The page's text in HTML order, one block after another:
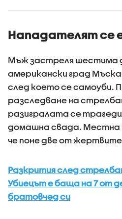
Нападателят се
Мъж застреля шестима
американски град
след което се самоуби.
разследване на
разигралата се
домашна свада. Местна
че поне две от
Разкрития след
Убиецът е баща на 7 от
братовчед си